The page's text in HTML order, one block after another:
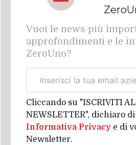
Vuoi le news più
approfondimenti e le
ZeroUno?
aziendale
Cliccando su "ISCRIVITI
NEWSLETTER", dichiaro
Informativa Privacy e di
Newsletter.